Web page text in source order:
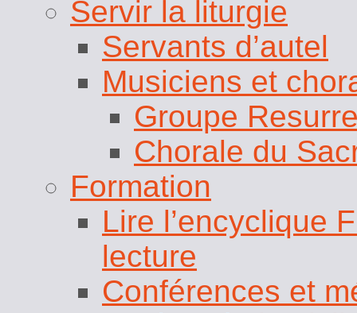
Servir la liturgie
Servants d’autel
Musiciens et
Groupe
Chorale du
Formation
Lire l’encyclique
lecture
Conférences et